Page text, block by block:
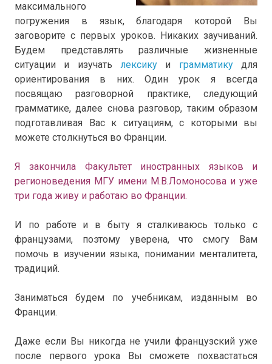
максимального
погружения в язык, благодаря которой Вы
заговорите с первых уроков. Никаких заучиваний.
Будем представлять различные жизненные
ситуации и изучать лексику и грамматикудля
ориентирования в них. Один урок я всегда
посвящаю разговорной практике, следующий
грамматике, далее снова разговор, таким образом
подготавливая Вас к ситуациям, с которыми вы
можете столкнуться во Франции.
Я закончила Факультет иностранных языков и
регионоведения МГУ имени М.В.Ломоносова и уже
три года живу и работаю во Франции.
И по работе и в быту я сталкиваюсь только с
французами, поэтому уверена, что смогу Вам
помочь в изучении языка, понимании менталитета,
традиций.
Заниматься будем по учебникам, изданным во
Франции.
Даже если Вы никогда не учили французский уже
после первого урока Вы сможете похвастаться